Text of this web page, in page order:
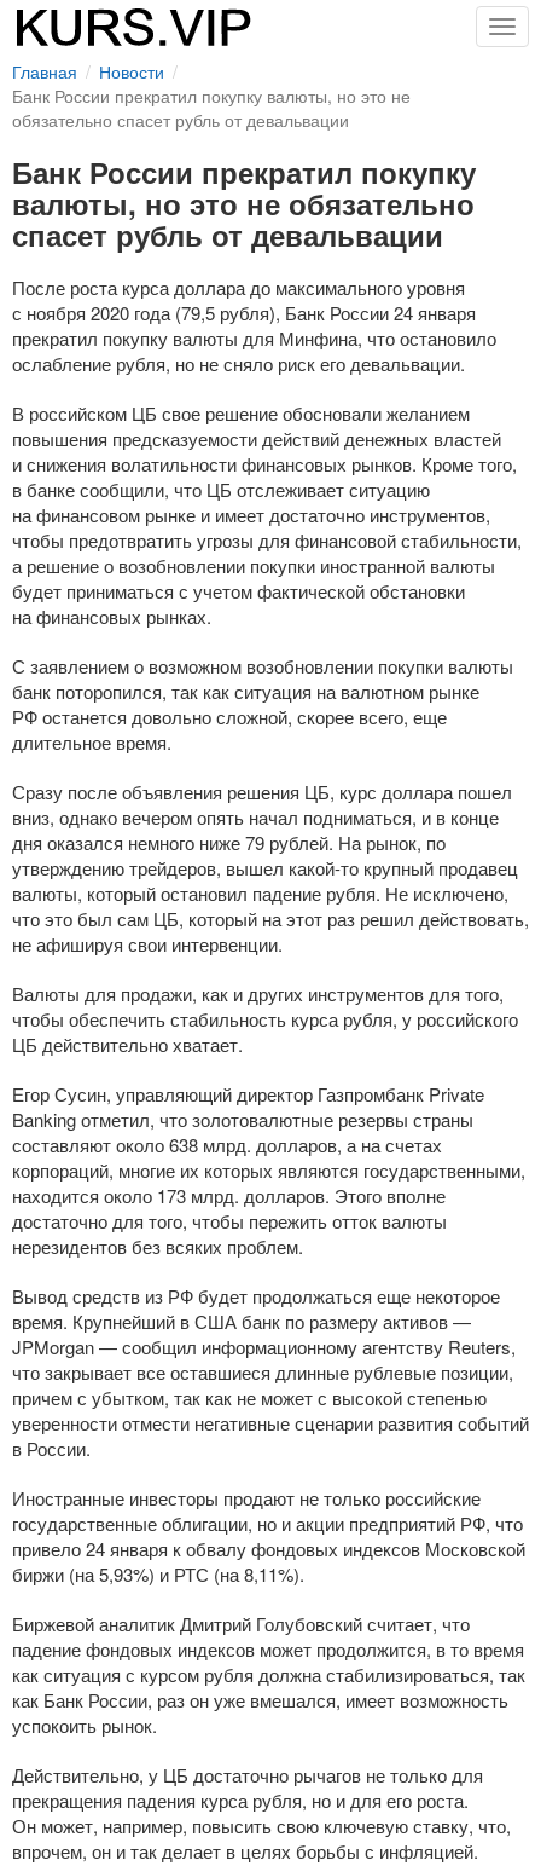
Главная
Новости
Банк России прекратил покупку валюты, но это не
обязательно спасет рубль от девальвации
Банк России прекратил покупку
валюты, но это не обязательно
спасет рубль от девальвации
После роста курса доллара до максимального уровня
с ноября 2020 года (79,5 рубля), Банк России 24 января
прекратил покупку валюты для Минфина, что остановило
ослабление рубля, но не сняло риск его девальвации.
В российском ЦБ свое решение обосновали желанием
повышения предсказуемости действий денежных властей
и снижения волатильности финансовых рынков. Кроме того,
в банке сообщили, что ЦБ отслеживает ситуацию
на финансовом рынке и имеет достаточно инструментов,
чтобы предотвратить угрозы для финансовой стабильности,
а решение о возобновлении покупки иностранной валюты
будет приниматься с учетом фактической обстановки
на финансовых рынках.
С заявлением о возможном возобновлении покупки валюты
банк поторопился, так как ситуация на валютном рынке
РФ останется довольно сложной, скорее всего, еще
длительное время.
Сразу после объявления решения ЦБ, курс доллара пошел
вниз, однако вечером опять начал подниматься, и в конце
дня оказался немного ниже 79 рублей. На рынок, по
утверждению трейдеров, вышел какой-то крупный продавец
валюты, который остановил падение рубля. Не исключено,
что это был сам ЦБ, который на этот раз решил действовать,
не афишируя свои интервенции.
Валюты для продажи, как и других инструментов для того,
чтобы обеспечить стабильность курса рубля, у российского
ЦБ действительно хватает.
Егор Сусин, управляющий директор Газпромбанк Private
Banking отметил, что золотовалютные резервы страны
составляют около 638 млрд. долларов, а на счетах
корпораций, многие их которых являются государственными,
находится около 173 млрд. долларов. Этого вполне
достаточно для того, чтобы пережить отток валюты
нерезидентов без всяких проблем.
Вывод средств из РФ будет продолжаться еще некоторое
время. Крупнейший в США банк по размеру активов —
JPMorgan — сообщил информационному агентству Reuters,
что закрывает все оставшиеся длинные рублевые позиции,
причем с убытком, так как не может с высокой степенью
уверенности отмести негативные сценарии развития событий
в России.
Иностранные инвесторы продают не только российские
государственные облигации, но и акции предприятий РФ, что
привело 24 января к обвалу фондовых индексов Московской
биржи (на 5,93%) и РТС (на 8,11%).
Биржевой аналитик Дмитрий Голубовский считает, что
падение фондовых индексов может продолжится, в то время
как ситуация с курсом рубля должна стабилизироваться, так
как Банк России, раз он уже вмешался, имеет возможность
успокоить рынок.
Действительно, у ЦБ достаточно рычагов не только для
прекращения падения курса рубля, но и для его роста.
Он может, например, повысить свою ключевую ставку, что,
впрочем, он и так делает в целях борьбы с инфляцией.